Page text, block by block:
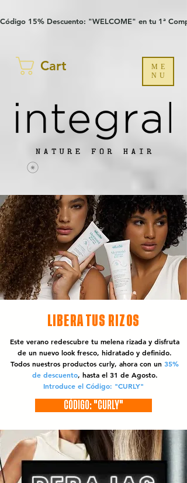
Código 15% Descuento: "WELCOME" en tu 1ª
Cart
ME
NU
LIBERA TUS RIZOS
Este verano redescubre tu melena rizada y disfruta
de un nuevo look fresco, hidratado y definido.
Todos nuestros productos curly, ahora con un 35%
de descuento, hasta el 31 de Agosto.
Introduce el Código: "CURLY"
CÓDIGO: "CURLY"